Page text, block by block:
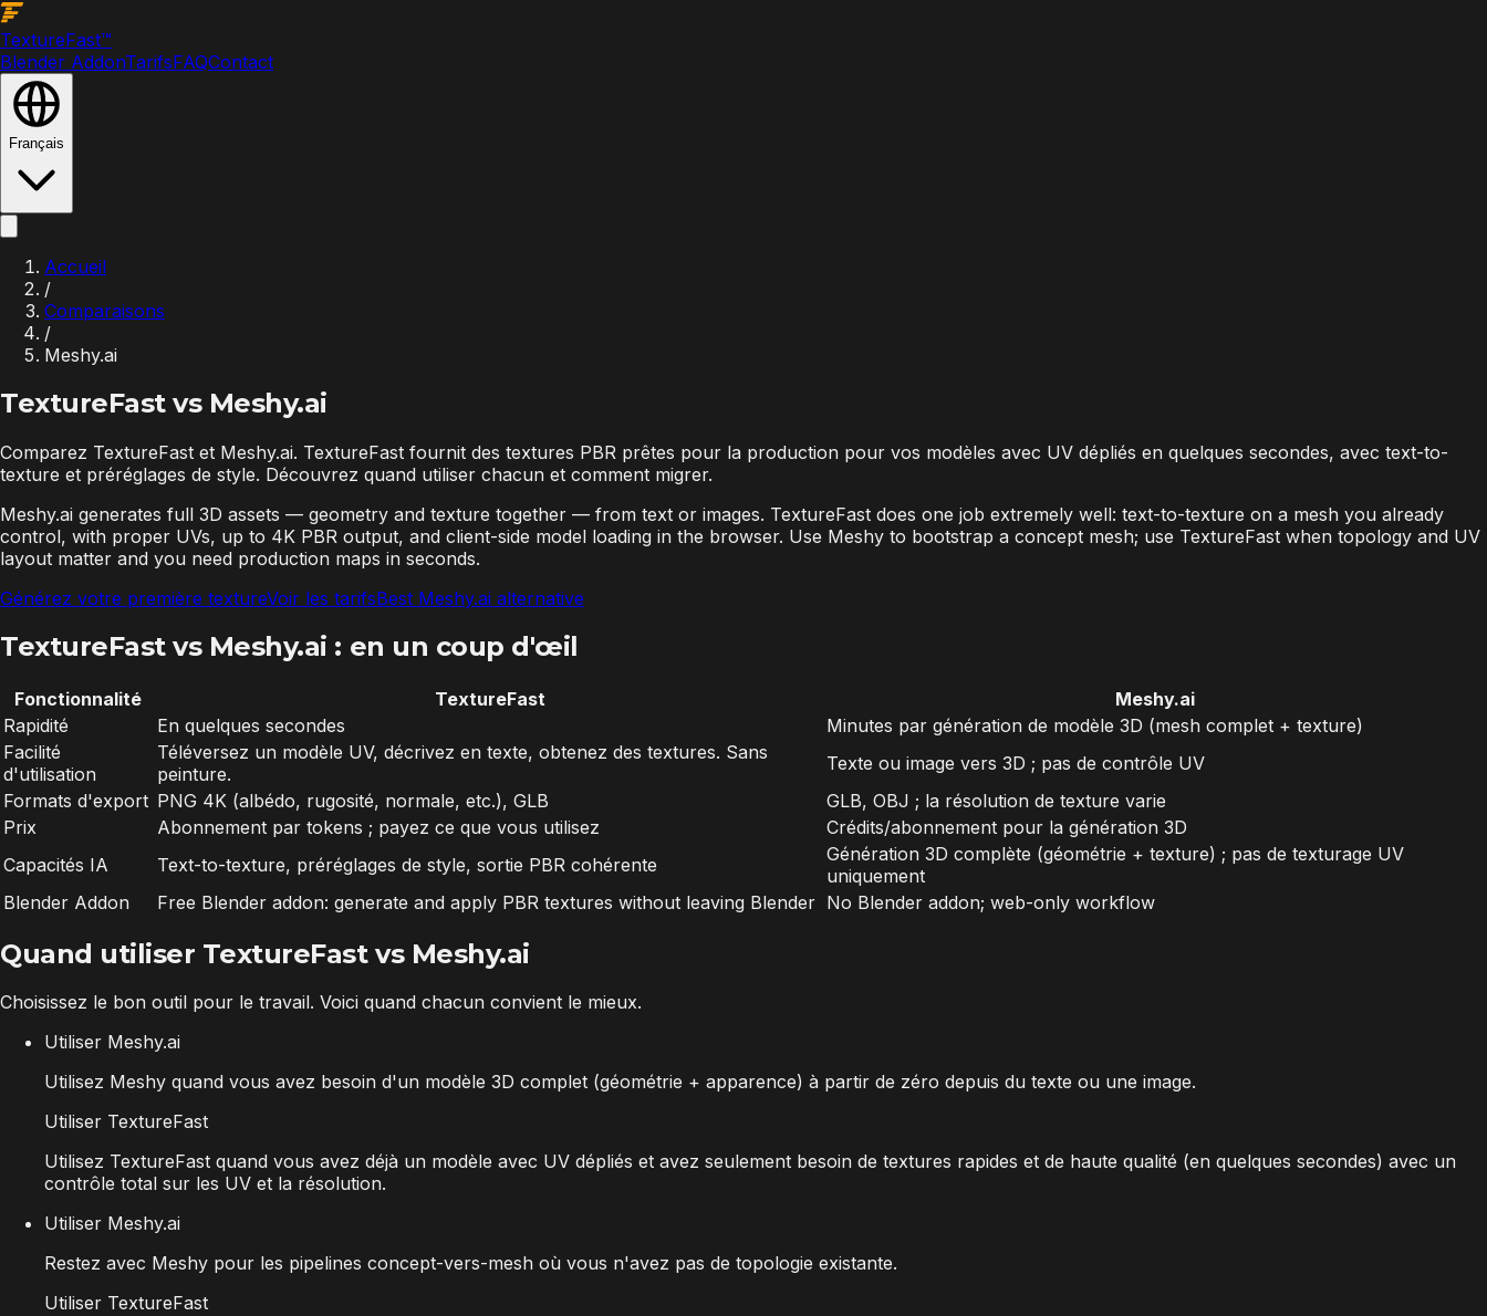
TextureFast™
Blender AddonTarifsFAQContact
Français
Accueil
/
Comparaisons
/
Meshy.ai
TextureFast vs Meshy.ai
Comparez TextureFast et Meshy.ai. TextureFast fournit des textures PBR prêtes pour la production pour vos modèles avec UV dépliés en quelques secondes, avec text-to-
texture et préréglages de style. Découvrez quand utiliser chacun et comment migrer.
Meshy.ai generates full 3D assets — geometry and texture together — from text or images. TextureFast does one job extremely well: text-to-texture on a mesh you already
control, with proper UVs, up to 4K PBR output, and client-side model loading in the browser. Use Meshy to bootstrap a concept mesh; use TextureFast when topology and UV
layout matter and you need production maps in seconds.
Générez votre première textureVoir les tarifsBest Meshy.ai alternative
TextureFast vs Meshy.ai : en un coup d'œil
Fonctionnalité TextureFast
Meshy.ai
Rapidité
En quelques secondes
Minutes par génération de modèle 3D (mesh complet + texture)
Facilité
d'utilisation
Téléversez un modèle UV, décrivez en texte, obtenez des textures. Sans
peinture.
Texte ou image vers 3D ; pas de contrôle UV
Formats d'export PNG 4K (albédo, rugosité, normale, etc.), GLB
GLB, OBJ ; la résolution de texture varie
Prix
Abonnement par tokens ; payez ce que vous utilisez
Crédits/abonnement pour la génération 3D
Capacités IA
Text-to-texture, préréglages de style, sortie PBR cohérente
Génération 3D complète (géométrie + texture) ; pas de texturage UV
uniquement
Blender Addon
Free Blender addon: generate and apply PBR textures without leaving Blender No Blender addon; web-only workflow
Quand utiliser TextureFast vs Meshy.ai
Choisissez le bon outil pour le travail. Voici quand chacun convient le mieux.
Utiliser Meshy.ai
Utilisez Meshy quand vous avez besoin d'un modèle 3D complet (géométrie + apparence) à partir de zéro depuis du texte ou une image.
Utiliser TextureFast
Utilisez TextureFast quand vous avez déjà un modèle avec UV dépliés et avez seulement besoin de textures rapides et de haute qualité (en quelques secondes) avec un
contrôle total sur les UV et la résolution.
Utiliser Meshy.ai
Restez avec Meshy pour les pipelines concept-vers-mesh où vous n'avez pas de topologie existante.
Utiliser TextureFast